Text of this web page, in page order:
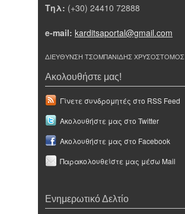
Τηλ: (+30) 24410 72888
e-mail: karditsaportal@gmail.com
ΔΙΕΥΘΥΝΣΗ ΤΣΟΜΠΑΝΙΔΗΣ ΧΡΥΣΟΣΤΟΜΟΣ
Ακολουθήστε μας!
Γίνετε συνδρομητές στο RSS Feed
Ακολουθήστε μας στο Twitter
Ακολουθήστε μας στο Facebook
Παρακολουθείστε μας μέσω Mail
Ενημερωτικό Δελτίο